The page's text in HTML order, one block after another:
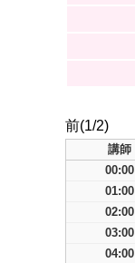
前(1/2)
講師
00:00
01:00
02:00
03:00
04:00